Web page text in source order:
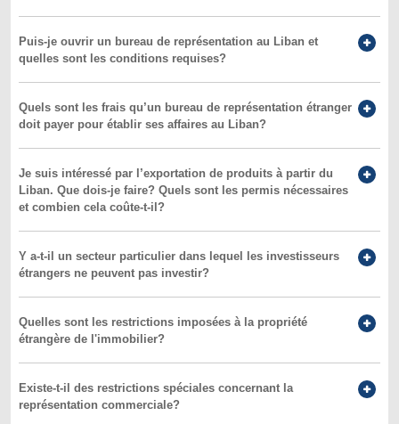
Puis-je ouvrir un bureau de représentation au Liban et
quelles sont les conditions requises?
Quels sont les frais qu’un bureau de représentation étranger
doit payer pour établir ses affaires au Liban?
Je suis intéressé par l’exportation de produits à partir du
Liban. Que dois-je faire? Quels sont les permis nécessaires
et combien cela coûte-t-il?
Y a-t-il un secteur particulier dans lequel les investisseurs
étrangers ne peuvent pas investir?
Quelles sont les restrictions imposées à la propriété
étrangère de l'immobilier?
Existe-t-il des restrictions spéciales concernant la
représentation commerciale?